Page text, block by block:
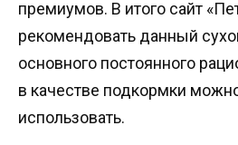
премиумов. В итого сайт
рекомендовать данный
основного постоянного
в качестве подкормки
использовать.